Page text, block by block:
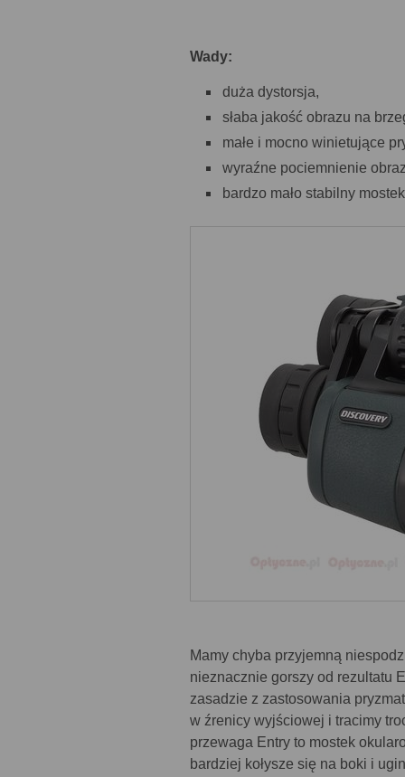
Wady:
duża dystorsja,
słaba jakość obrazu na
małe i mocno winietujące
wyraźne pociemnienie
bardzo mało stabilny
Mamy chyba przyjemną
nieznacznie gorszy od rezultatu
zasadzie z zastosowania
w źrenicy wyjściowej i tracimy
przewaga Entry to mostek
bardziej kołysze się na boki i